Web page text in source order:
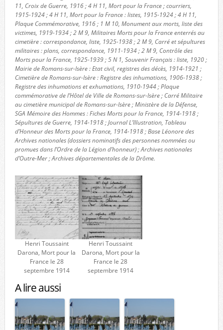
11, Croix de Guerre, 1916 ; 4 H 11, Mort pour la France ; courriers,
1915-1924 ; 4 H 11, Mort pour la France : listes, 1915-1924 ; 4 H 11,
Plaque Commémorative, 1916 ; 1 M 10, Monument aux morts, liste des
victimes, 1919-1934 ; 2 M 9, Militaires Morts pour la France enterrés au
cimetière : correspondance, liste, 1925-1938 ; 2 M 9, Carré et sépultures
militaires : plans, correspondance, 1911-1934 ; 2 M 9, Contrôle des
Morts pour la France, 1925-1939 ; 5 N 1, Souvenir Français : liste, 1920 ;
Mairie de Romans-sur-Isère : Etat civil, registres des décès, 1914-1921 ;
Cimetière de Romans-sur-Isère : Registre des inhumations, 1906-1938 ;
Registre des inhumations et exhumations, 1910-1944 ; Plaque
commémorative de l’Hôtel de Ville de Romans-sur-Isère ; Carré Militaire
au cimetière municipal de Romans-sur-Isère ; Ministère de la Défense,
SGA Mémoire des Hommes : Fiches Morts pour la France, 1914-1918 ;
Sépultures de Guerre, 1914-1918 ; Journal L’Illustration, Tableau
d’Honneur des Morts pour la France, 1914-1918 ; Base Léonore des
Archives nationales (dossiers nominatifs des personnes nommées ou
promues dans l’Ordre de la Légion d’honneur) ; Archives nationales
d’Outre-Mer ; Archives départementales de la Drôme.
Henri Toussaint
Darona, Mort pour la
France le 28
septembre 1914
Henri Toussaint
Darona, Mort pour la
France le 28
septembre 1914
A lire aussi